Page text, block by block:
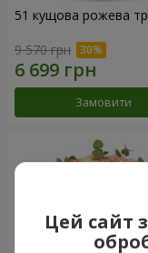
51 кущова рожева
9 570 грн
Замовити
Цей сайт